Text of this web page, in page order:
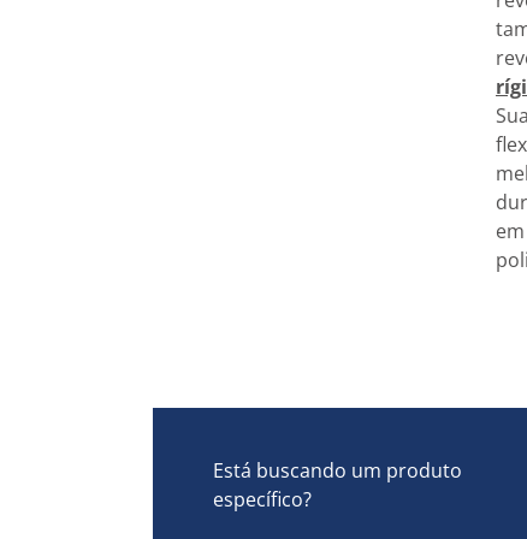
Está buscando um produto
específico?